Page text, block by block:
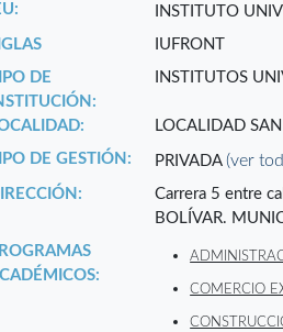
INSTITUTO
IUFRONT
DE
INSTITUTOS
LOCALIDAD
DE GESTIÓN:
PRIVADA(ver
Carrera 5 entre
BOLÍVAR.
COMERCIO